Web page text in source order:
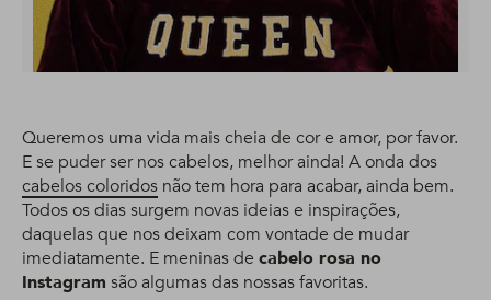
Queremos uma vida mais cheia de cor e amor, por favor.
E se puder ser nos cabelos, melhor ainda! A onda dos
cabelos coloridos não tem hora para acabar, ainda bem.
Todos os dias surgem novas ideias e inspirações,
daquelas que nos deixam com vontade de mudar
imediatamente. E meninas de cabelo rosa no
Instagram são algumas das nossas favoritas.